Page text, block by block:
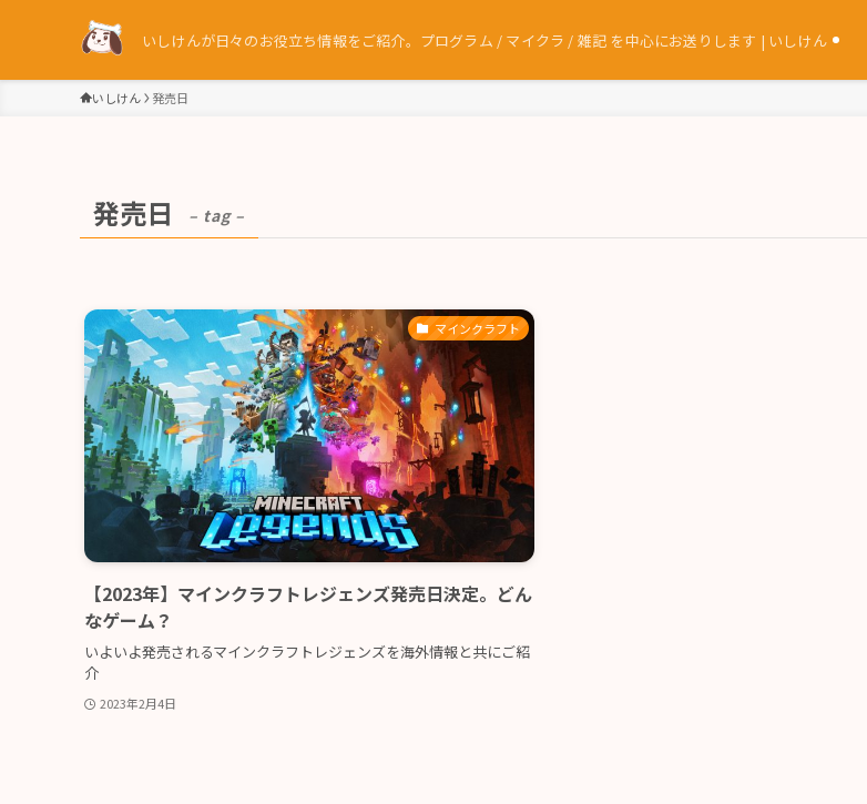
いしけんが日々のお役立ち情報をご紹介。プログラム / マイクラ / 雑記 を中心にお送りします | いしけん
いしけん 発売日
発売日 – tag –
マインクラフト
【2023年】マインクラフトレジェンズ発売日決定。どん
なゲーム？
いよいよ発売されるマインクラフトレジェンズを海外情報と共にご紹
介
2023年2月4日